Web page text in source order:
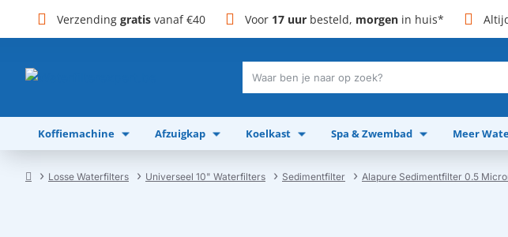
Verzending gratis vanaf €40 Voor 17 uur besteld, morgen in huis*
Waar
je
naar
op
Koffiemachine Afzuigkap Koelkast Spa & Zwembad Meer
Losse Waterfilters Universeel 10" Waterfilters Sedimentfilter Alapure Sedimentfilter 0.5